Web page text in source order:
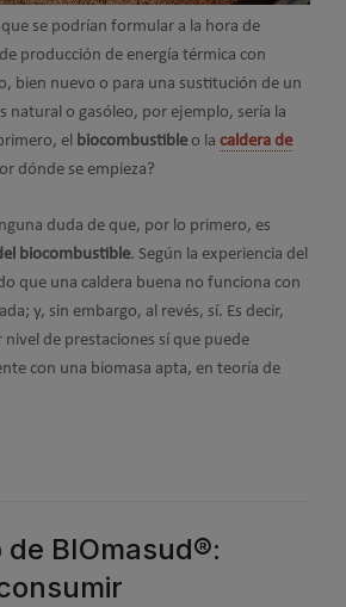
se podrían formular a la hora de
producción de energía térmica con
bien nuevo o para una sustitución de un
natural o gasóleo, por ejemplo, sería la
el biocombustibleo la caldera de
dónde se empieza?
duda de que, por lo primero, es
biocombustible. Según la experiencia del
que una caldera buena no funciona con
y, sin embargo, al revés, sí. Es decir,
nivel de prestaciones sí que puede
con una biomasa apta, en teoría de
BIOmasud®: